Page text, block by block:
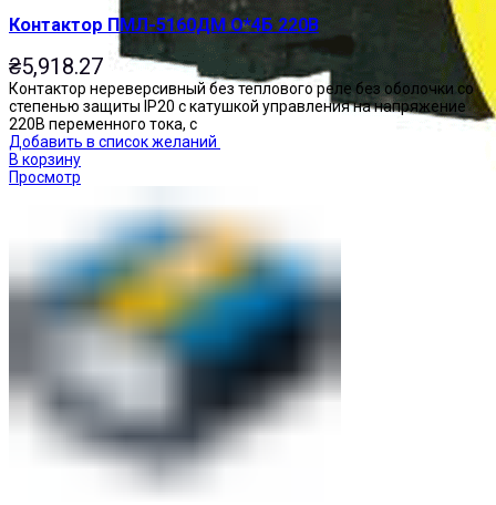
Кнопки нажимные
Контактор ПМЛ-5160ДМ О*4Б 220В
₴5,918.27
Контактор нереверсивный без теплового реле без оболочки со
степенью защиты IP20 с катушкой управления на напряжение
220В переменного тока, с
Добавить в список желаний
В корзину
Просмотр